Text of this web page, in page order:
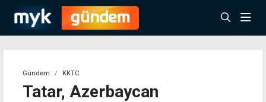
Gündem KKTC
Tatar, Azerbaycan